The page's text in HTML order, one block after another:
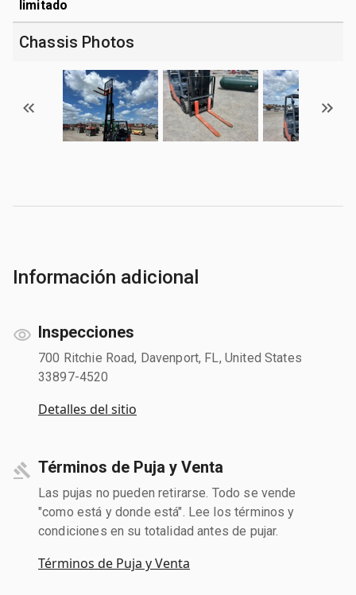
limitado
Chassis Photos
Información adicional
Inspecciones
700 Ritchie Road, Davenport, FL, United States
33897-4520
Detalles del sitio
Términos de Puja y Venta
Las pujas no pueden retirarse. Todo se vende
"como está y donde está". Lee los términos y
condiciones en su totalidad antes de pujar.
Términos de Puja y Venta